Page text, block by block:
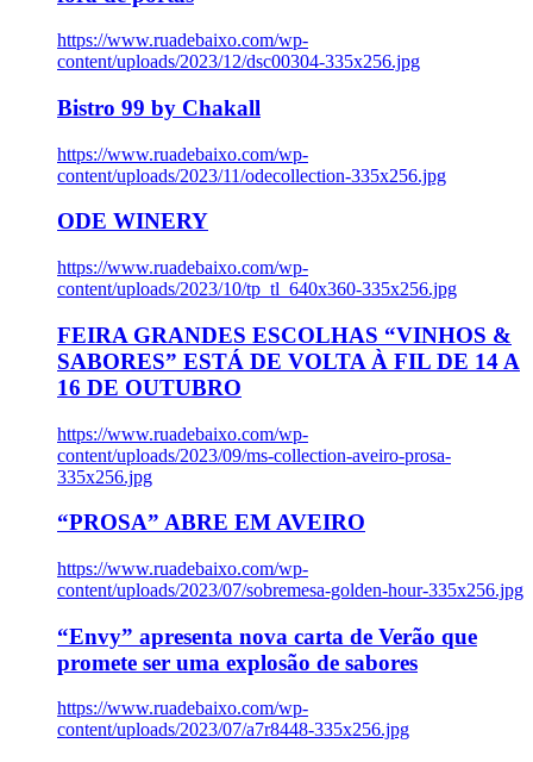
https://www.ruadebaixo.com/wp-
content/uploads/2023/12/dsc00304-335x256.jpg
Bistro 99 by Chakall
https://www.ruadebaixo.com/wp-
content/uploads/2023/11/odecollection-335x256.jpg
ODE WINERY
https://www.ruadebaixo.com/wp-
content/uploads/2023/10/tp_tl_640x360-335x256.jpg
FEIRA GRANDES ESCOLHAS “VINHOS &
SABORES” ESTÁ DE VOLTA À FIL DE 14 A
16 DE OUTUBRO
https://www.ruadebaixo.com/wp-
content/uploads/2023/09/ms-collection-aveiro-prosa-
335x256.jpg
“PROSA” ABRE EM AVEIRO
https://www.ruadebaixo.com/wp-
content/uploads/2023/07/sobremesa-golden-hour-335x256.jpg
“Envy” apresenta nova carta de Verão que
promete ser uma explosão de sabores
https://www.ruadebaixo.com/wp-
content/uploads/2023/07/a7r8448-335x256.jpg